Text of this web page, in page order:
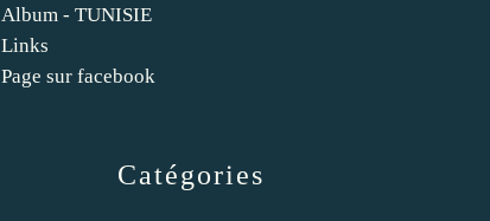
Catégories
Album - TUNISIE
Links
Page sur facebook